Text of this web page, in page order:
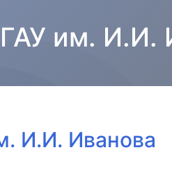
им. И.И.
И.И. Иванова